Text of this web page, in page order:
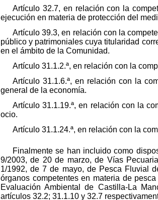
Artículo 32.7, en relación con la
ejecución en materia de protección del
Artículo 39.3, en relación con la
público y patrimoniales cuya titularidad
en el ámbito de la Comunidad.
Artículo 31.1.2.ª, en relación con la
Artículo 31.1.6.ª, en relación con la
general de la economía.
Artículo 31.1.19.ª, en relación con la
ocio.
Artículo 31.1.24.ª, en relación con la
Finalmente se han incluido como
9/2003, de 20 de marzo, de Vías
1/1992, de 7 de mayo, de Pesca Fluvial
órganos competentes en materia de
Evaluación Ambiental de Castilla-La
artículos 32.2; 31.1.10 y 32.7